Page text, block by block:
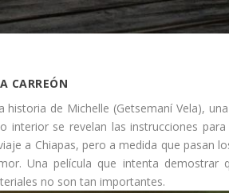
CARREÓN
historia de Michelle (Getsemaní Vela),
interior se revelan las instrucciones
a Chiapas, pero a medida que pasan
Una película que intenta demostrar
no son tan importantes.